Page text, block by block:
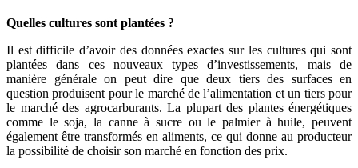
Quelles cultures sont plantées ?
Il est difficile d’avoir des données exactes sur les cultures qui sont
plantées dans ces nouveaux types d’investissements, mais de
manière générale on peut dire que deux tiers des surfaces en
question produisent pour le marché de l’alimentation et un tiers pour
le marché des agrocarburants. La plupart des plantes énergétiques
comme le soja, la canne à sucre ou le palmier à huile, peuvent
également être transformés en aliments, ce qui donne au producteur
la possibilité de choisir son marché en fonction des prix.